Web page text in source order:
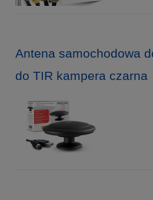
Antena samochodowa
do TIR kampera czarna